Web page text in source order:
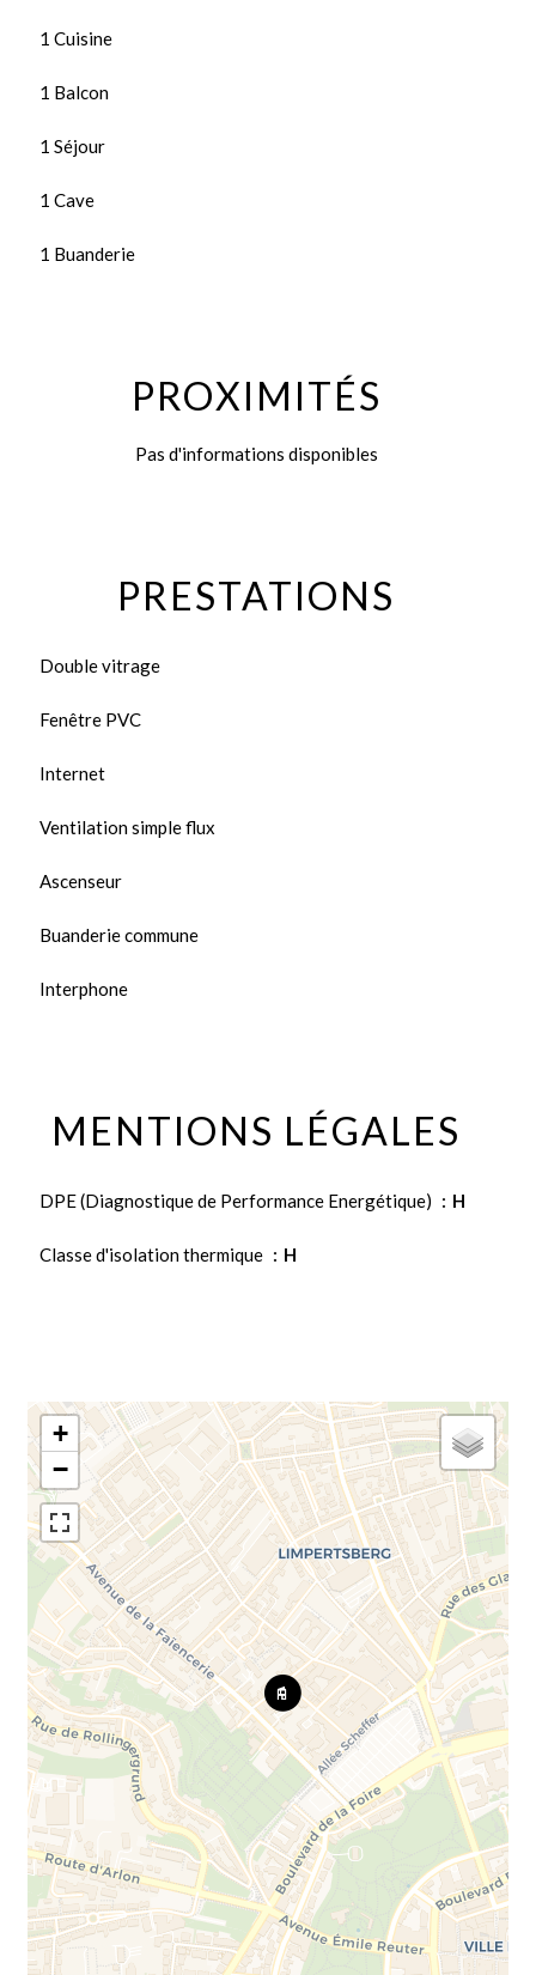
1 Cuisine
1 Balcon
1 Séjour
1 Cave
1 Buanderie
PROXIMITÉS
Pas d'informations disponibles
PRESTATIONS
Double vitrage
Fenêtre PVC
Internet
Ventilation simple flux
Ascenseur
Buanderie commune
Interphone
MENTIONS LÉGALES
DPE (Diagnostique de Performance Energétique) H
Classe d'isolation thermique H
+
−